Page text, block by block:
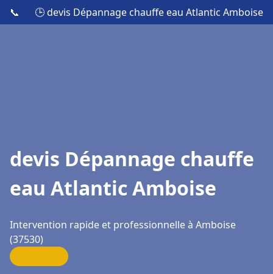
📞 🕒 devis Dépannage chauffe eau Atlantic Amboise
devis Dépannage chauffe
eau Atlantic Amboise
Intervention rapide et professionnelle à Amboise
(37530)